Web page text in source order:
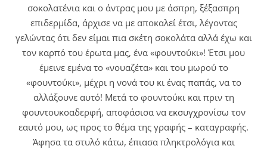
σοκολατένια και ο άντρας μου με άσπρη, ξέξασπρη
επιδερμίδα, άρχισε να με αποκαλεί έτσι, λέγοντας
γελώντας ότι δεν είμαι πια σκέτη σοκολάτα αλλά έχω και
τον καρπό του έρωτα μας, ένα «φουντούκι»! Έτσι μου
έμεινε εμένα το «νουαζέτα» και του μωρού το
«φουντούκι», μέχρι η νονά του κι ένας παπάς, να το
αλλάξουνε αυτό! Μετά το φουντούκι και πριν τη
φουντουκοαδερφή, αποφάσισα να εκσυγχρονίσω τον
εαυτό μου, ως προς το θέμα της γραφής – καταγραφής.
Άφησα τα στυλό κάτω, έπιασα πληκτρολόγια και